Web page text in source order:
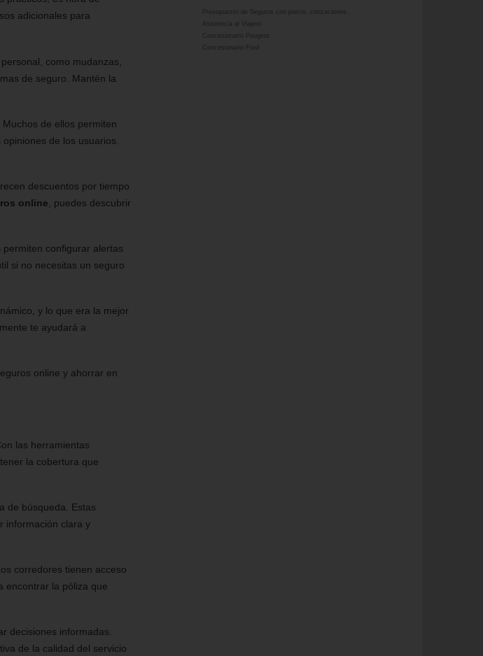
adicionales para
como mudanzas,
de seguro. Mantén la
de ellos permiten
de los usuarios.
descuentos por tiempo
online , puedes descubrir
configurar alertas
si no necesitas un seguro
y lo que era la mejor
te ayudará a
online y ahorrar en
las herramientas
la cobertura que
de búsqueda. Estas
información clara y
corredores tienen acceso
encontrar la póliza que
decisiones informadas.
de la calidad del servicio
Presupuesto de Seguros con precio, cotizaciones.